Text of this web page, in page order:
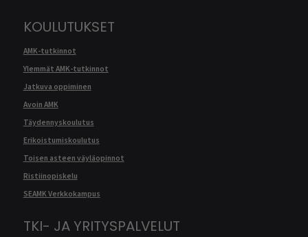
KOULUTUKSET
AMK-tutkinnot
Ylemmät AMK-tutkinnot
Jatkuva oppiminen
Avoin AMK
Täydennyskoulutus
Erikoistumiskoulutus
Toisen asteen väyläopinnot
Ristiinopiskelu
SEAMK Verkkokampus
TKI- JA YRITYSPALVELUT